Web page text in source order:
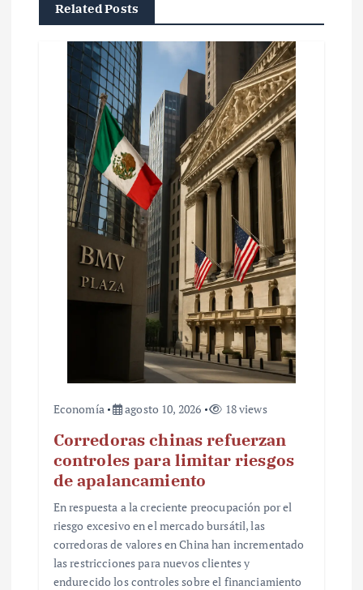
Related Posts
Economía agosto 10, 2026 18 views
Corredoras chinas refuerzan
controles para limitar riesgos
de apalancamiento
En respuesta a la creciente preocupación por el
riesgo excesivo en el mercado bursátil, las
corredoras de valores en China han incrementado
las restricciones para nuevos clientes y
endurecido los controles sobre el financiamiento